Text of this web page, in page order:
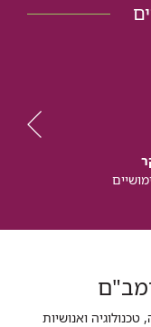
ואנושיות